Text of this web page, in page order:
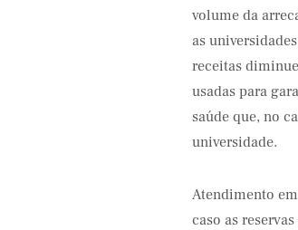
volume da
as
receitas
usadas para
saúde que, no
universidade.
Atendimento
caso as